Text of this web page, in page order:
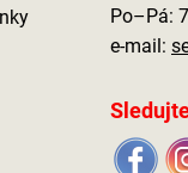
Po–Pá:
e-mail: